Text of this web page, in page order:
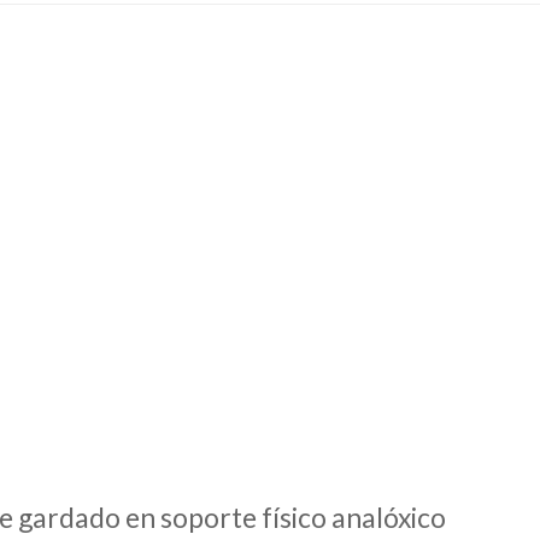
en soporte físico analóxico